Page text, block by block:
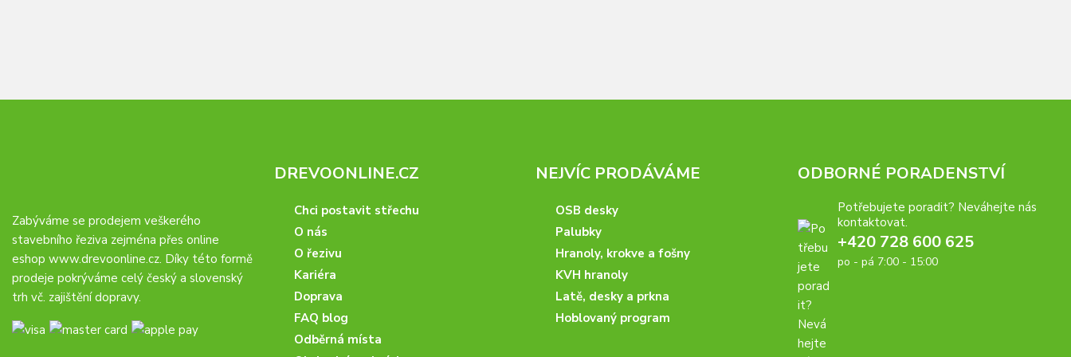
Zabýváme se prodejem veškerého
stavebního řeziva zejména přes online
eshop www.drevoonline.cz. Díky této formě
prodeje pokrýváme celý český a slovenský
trh vč. zajištění dopravy.
DREVOONLINE.CZ
Chci postavit střechu
O nás
O řezivu
Kariéra
Doprava
FAQ blog
Odběrná místa
NEJVÍC PRODÁVÁME
OSB desky
Palubky
Hranoly, krokve a fošny
KVH hranoly
Latě, desky a prkna
Hoblovaný program
ODBORNÉ PORADENSTVÍ
Potřebujete poradit? Neváhejte nás
kontaktovat.
+420 728 600 625
po - pá 7:00 - 15:00